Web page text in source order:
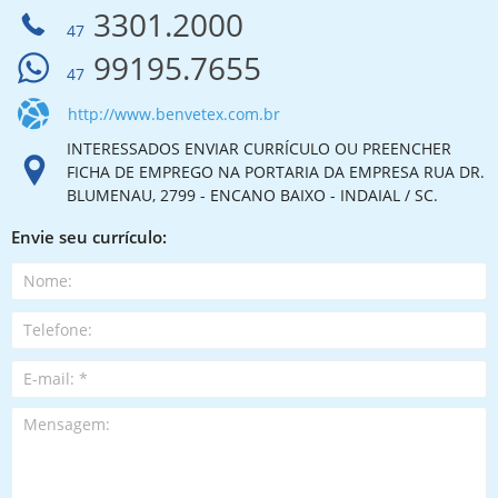
47 3301.2000
47 99195.7655
http://www.benvetex.com.br
INTERESSADOS ENVIAR CURRÍCULO OU PREENCHER
FICHA DE EMPREGO NA PORTARIA DA EMPRESA RUA DR.
BLUMENAU, 2799 - ENCANO BAIXO - INDAIAL / SC.
Envie seu currículo: